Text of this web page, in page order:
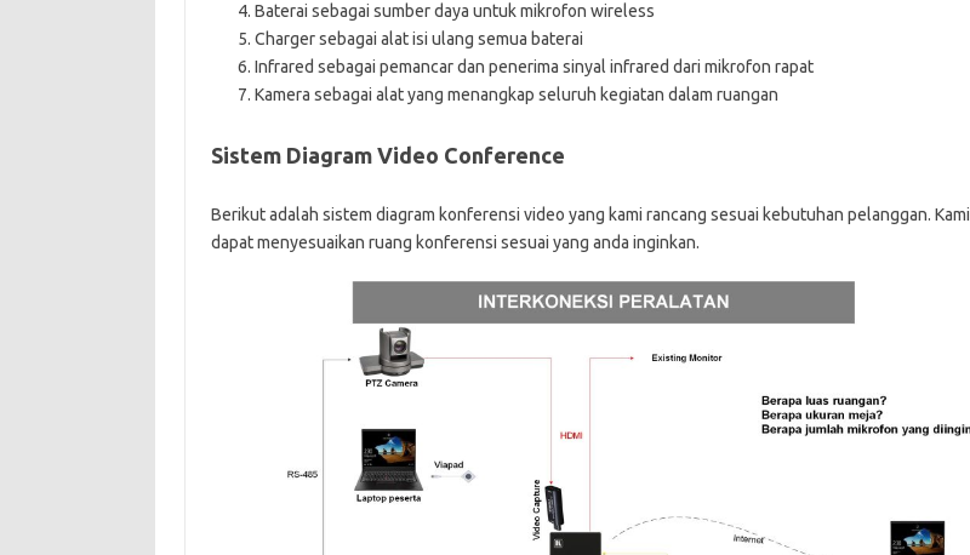
Baterai sebagai sumber daya untuk mikrofon wireless
Charger sebagai alat isi ulang semua baterai
Infrared sebagai pemancar dan penerima sinyal infrared dari mikrofon rapat
Kamera sebagai alat yang menangkap seluruh kegiatan dalam ruangan
Sistem Diagram Video Conference
Berikut adalah sistem diagram konferensi video yang kami rancang sesuai kebutuhan pelanggan. Kami
dapat menyesuaikan ruang konferensi sesuai yang anda inginkan.